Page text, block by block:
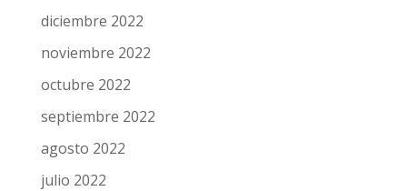
diciembre 2022
noviembre 2022
octubre 2022
septiembre 2022
agosto 2022
julio 2022